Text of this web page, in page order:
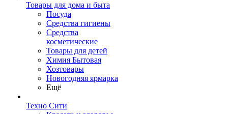
Товары для дома и быта
Посуда
Средства гигиены
Средства
косметические
Товары для детей
Химия Бытовая
Хозтовары
Новогодняя ярмарка
Ещё
Техно Сити